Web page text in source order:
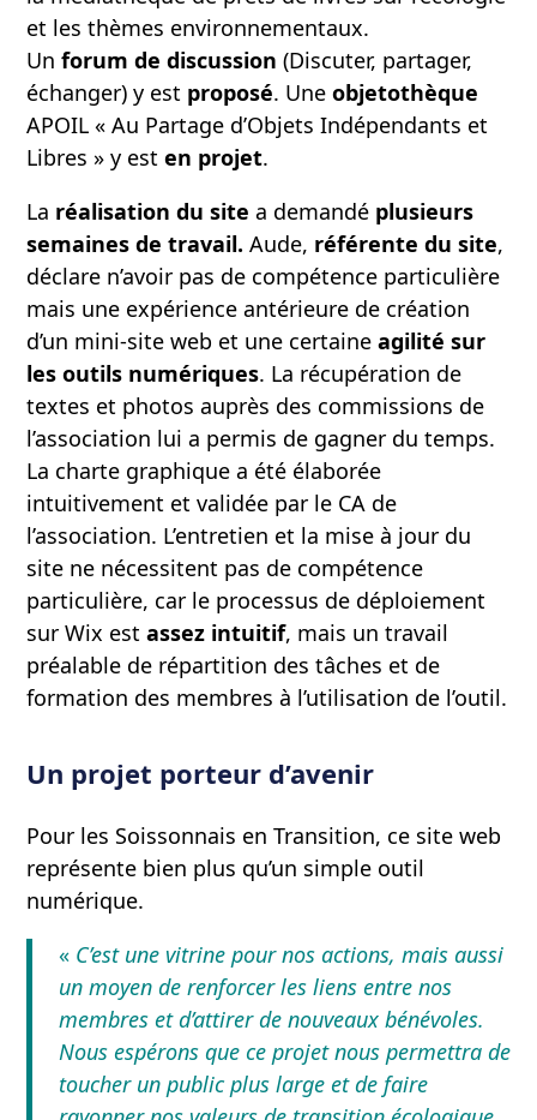
et les thèmes environnementaux.
Un forum de discussion (Discuter, partager,
échanger) y est proposé. Une objetothèque
APOIL « Au Partage d’Objets Indépendants et
Libres » y est en projet.
La réalisation du site a demandé plusieurs
semaines de travail. Aude, référente du site,
déclare n’avoir pas de compétence particulière
mais une expérience antérieure de création
d’un mini-site web et une certaine agilité sur
les outils numériques. La récupération de
textes et photos auprès des commissions de
l’association lui a permis de gagner du temps.
La charte graphique a été élaborée
intuitivement et validée par le CA de
l’association. L’entretien et la mise à jour du
site ne nécessitent pas de compétence
particulière, car le processus de déploiement
sur Wix est assez intuitif, mais un travail
préalable de répartition des tâches et de
formation des membres à l’utilisation de l’outil.
Un projet porteur d’avenir
Pour les Soissonnais en Transition, ce site web
représente bien plus qu’un simple outil
numérique.
« C’est une vitrine pour nos actions, mais aussi
un moyen de renforcer les liens entre nos
membres et d’attirer de nouveaux bénévoles.
Nous espérons que ce projet nous permettra de
toucher un public plus large et de faire